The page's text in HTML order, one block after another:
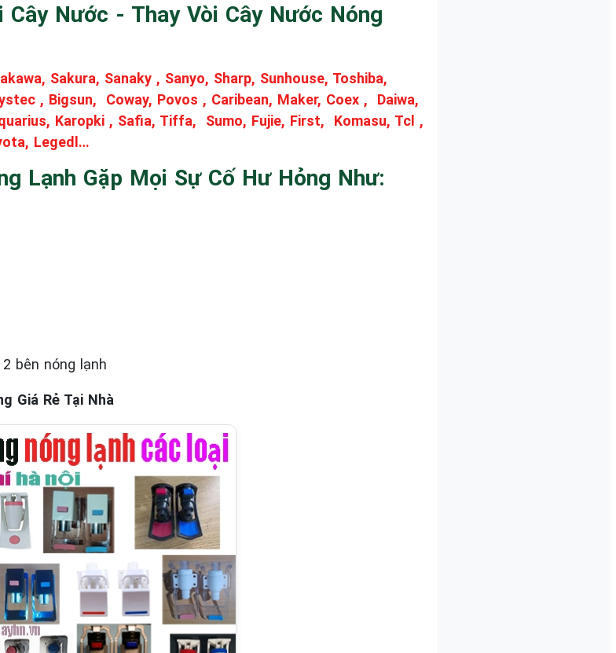
Cây Nước - Thay Vòi Cây Nước Nóng
Sakura, Sanaky , Sanyo, Sharp, Sunhouse, Toshiba,
, Bigsun, Coway, Povos , Caribean, Maker, Coex , Daiwa,
Karopki , Safia, Tiffa, Sumo, Fujie, First, Komasu, Tcl ,
Legedl…
Lạnh Gặp Mọi Sự Cố Hư Hỏng Như:
bên nóng lạnh
Giá Rẻ Tại Nhà